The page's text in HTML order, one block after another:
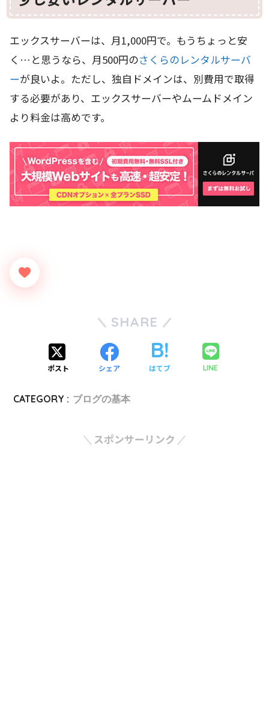
エックスサーバーは、月1,000円で。もうちょっと安
く…と思うなら、月500円のさくらのレンタルサーバ
ーが良いよ。ただし、独自ドメインは、別費用で取得
する必要があり、エックスサーバーやムームドメイン
より料金は高めです。
SHARE
ポスト シェア はてブ LINE
CATEGORY : ブログの基本
スポンサーリンク